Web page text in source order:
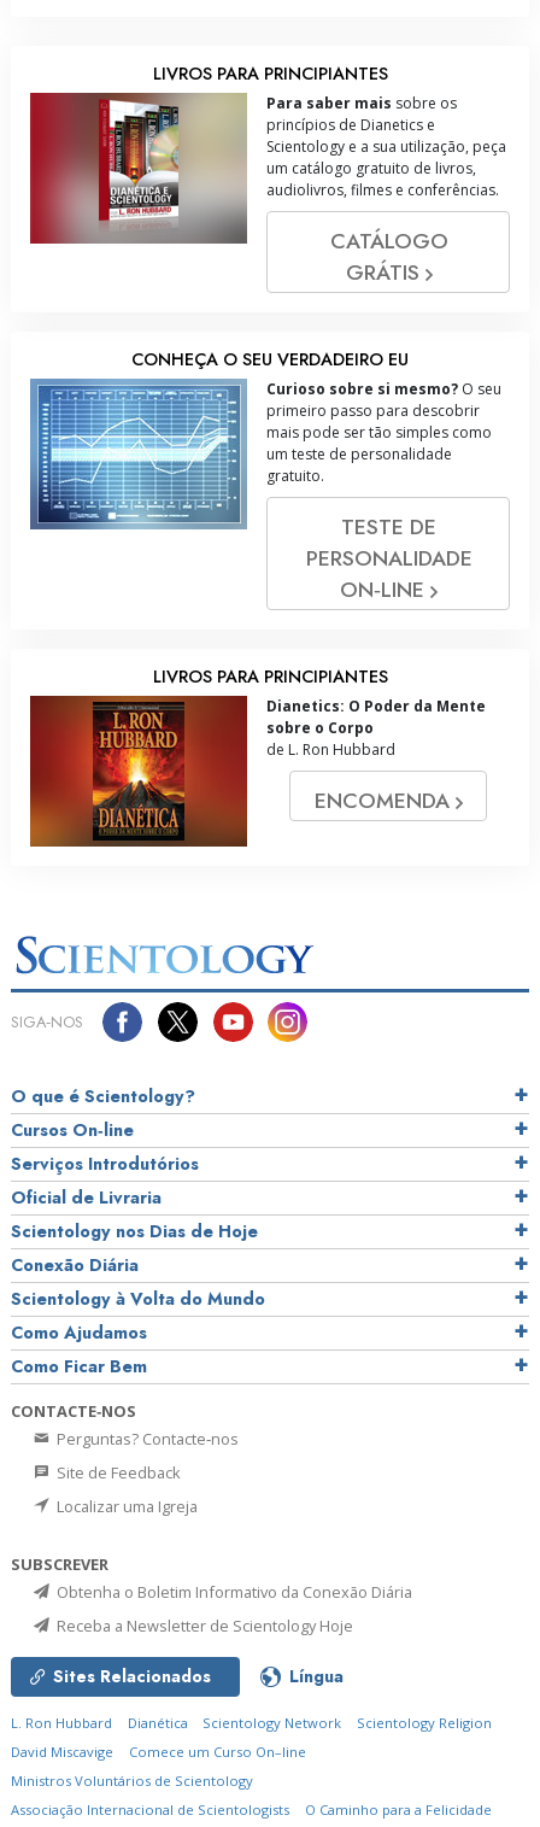
LIVROS PARA PRINCIPIANTES
Para saber mais sobre os
princípios de Dianetics e
Scientology e a sua utilização, peça
um catálogo gratuito de livros,
audiolivros, filmes e conferências.
CATÁLOGO
GRÁTIS
CONHEÇA O SEU VERDADEIRO EU
Curioso sobre si mesmo? O seu
primeiro passo para descobrir
mais pode ser tão simples como
um teste de personalidade
gratuito.
TESTE DE
PERSONALIDADE
ON‑LINE
LIVROS PARA PRINCIPIANTES
Dianetics: O Poder da Mente
sobre o Corpo
de L. Ron Hubbard
ENCOMENDA
SIGA‑NOS
O que é Scientology?
Cursos On‑line
Serviços Introdutórios
Oficial de Livraria
Scientology nos Dias de Hoje
Conexão Diária
Scientology à Volta do Mundo
Como Ajudamos
Como Ficar Bem
CONTACTE‑NOS
Perguntas? Contacte‑nos
Site de Feedback
Localizar uma Igreja
SUBSCREVER
Obtenha o Boletim Informativo da Conexão Diária
Receba a Newsletter de Scientology Hoje
Sites Relacionados Língua
L. Ron Hubbard Dianética Scientology Network
Scientology Religion
David Miscavige
Comece um Curso On–line
Ministros Voluntários de Scientology
Associação Internacional de Scientologists
O Caminho para a Felicidade